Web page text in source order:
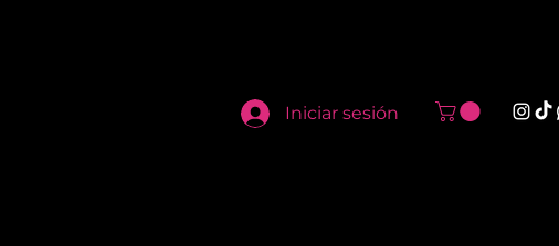
Iniciar sesión